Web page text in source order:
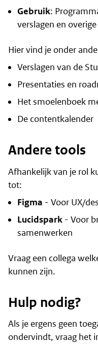
Gebruik:
verslagen en
Hier vind je onder
Verslagen van de
Presentaties en
Het smoelenboek
De contentkalender
Andere tools
Afhankelijk van je rol
tot:
Figma - Voor UX/
Lucidspark- Voor
samenwerken
Vraag een collega
kunnen zijn.
Hulp nodig?
Als je ergens geen
ondervindt, vraag het